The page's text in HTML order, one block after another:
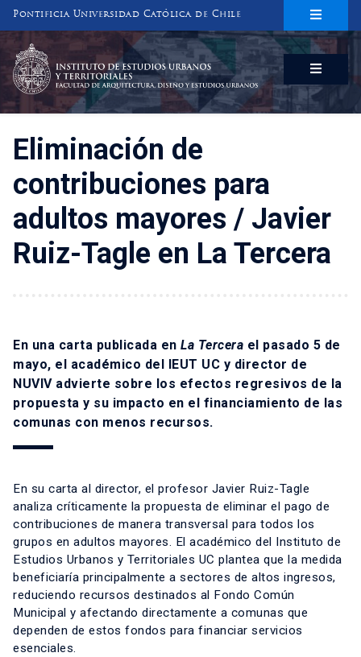
Pontificia Universidad Católica de Chile
INSTITUTO DE ESTUDIOS URBANOS
Y TERRITORIALES
FACULTAD DE ARQUITECTURA, DISEÑO Y ESTUDIOS URBANOS
Eliminación de
contribuciones para
adultos mayores / Javier
Ruiz-Tagle en La Tercera
En una carta publicada en La Tercera el pasado 5 de
mayo, el académico del IEUT UC y director de
NUVIV advierte sobre los efectos regresivos de la
propuesta y su impacto en el financiamiento de las
comunas con menos recursos.
En su carta al director, el profesor Javier Ruiz-Tagle
analiza críticamente la propuesta de eliminar el pago de
contribuciones de manera transversal para todos los
grupos en adultos mayores. El académico del Instituto de
Estudios Urbanos y Territoriales UC plantea que la medida
beneficiaría principalmente a sectores de altos ingresos,
reduciendo recursos destinados al Fondo Común
Municipal y afectando directamente a comunas que
dependen de estos fondos para financiar servicios
esenciales.